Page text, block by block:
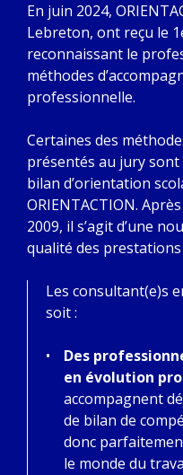
En juin 2024,
Lebreton, ont reçu le
reconnaissant le
méthodes
professionnelle.
Certaines des
présentés au jury sont
bilan d’orientation
ORIENTACTION.
2009, il s’agit d’une
qualité des prestations
Les consultant(e)s
soit :
Des
en évolution
accompagnent
de bilan de
donc
le monde du